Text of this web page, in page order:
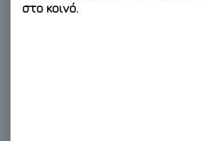
στο κοινό.